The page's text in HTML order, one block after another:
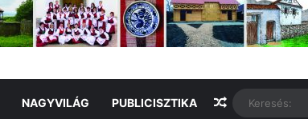
NAGYVILÁG PUBLICISZTIKA Véletlen cikk